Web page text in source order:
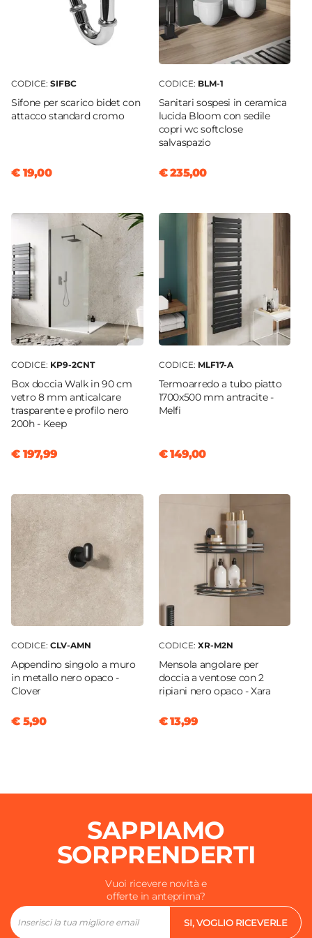
Rubinetteria
Non inclusa
Caratteristiche Specchio
Specchio
CODICE: SIFBC
Sifone per scarico bidet con
attacco standard cromo
€ 19,00
CODICE: BLM-1
Sanitari sospesi in ceramica
lucida Bloom con sedile
copri wc softclose
salvaspazio
€ 235,00
CODICE: KP9-2CNT
Box doccia Walk in 90 cm
vetro 8 mm anticalcare
trasparente e profilo nero
200h - Keep
€ 197,99
CODICE: MLF17-A
Termoarredo a tubo piatto
1700x500 mm antracite -
Melfi
€ 149,00
CODICE: CLV-AMN
Appendino singolo a muro
in metallo nero opaco -
Clover
€ 5,90
CODICE: XR-M2N
Mensola angolare per
doccia a ventose con 2
ripiani nero opaco - Xara
€ 13,99
SAPPIAMO
SORPRENDERTI
Vuoi ricevere novità e
offerte in anteprima?
SI, VOGLIO RICEVERLE